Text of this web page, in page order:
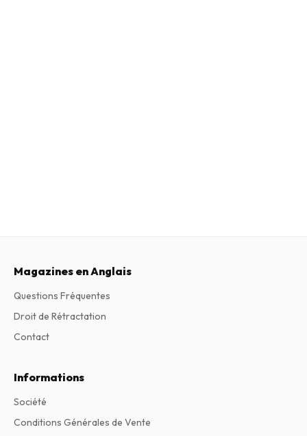
Magazines en Anglais
Questions Fréquentes
Droit de Rétractation
Contact
Informations
Société
Conditions Générales de Vente